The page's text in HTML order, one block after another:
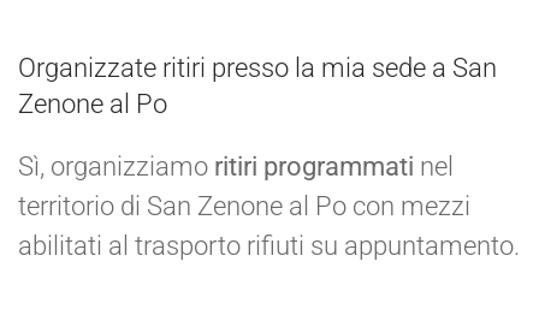
Organizzate ritiri presso la mia sede a San
Zenone al Po
Sì, organizziamo ritiri programmati nel
territorio di San Zenone al Po con mezzi
abilitati al trasporto rifiuti su appuntamento.